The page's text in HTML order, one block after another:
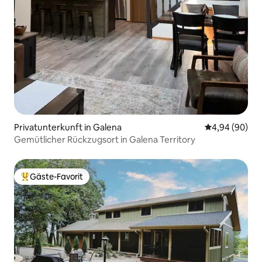
Privatunterkunft in Galena
4,94 (90)
Gemütlicher Rückzugsort in Galena Territory
Beliebter Gäste-Favorit.
Gäste-Favorit